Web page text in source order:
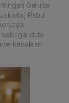
Garuda
Rabu
duta